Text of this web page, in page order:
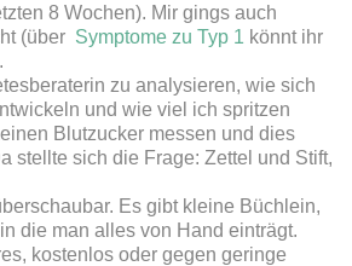
8 Wochen). Mir gings auch
(über Symptome zu Typ 1 könnt ihr
zu analysieren, wie sich
und wie viel ich spritzen
Blutzucker messen und dies
stellte sich die Frage: Zettel und Stift,
Es gibt kleine Büchlein,
die man alles von Hand einträgt.
kostenlos oder gegen geringe